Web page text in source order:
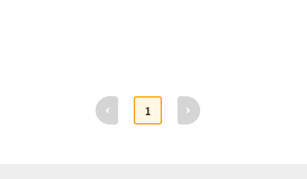
前へ
1
次へ
【アスクル限定】
ファーストレイ
ト ニトリルグ